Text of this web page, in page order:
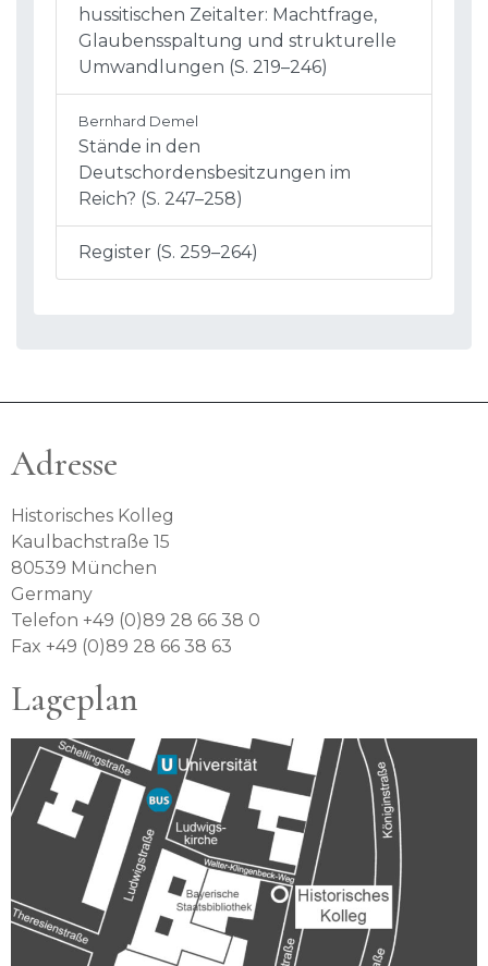
hussitischen Zeitalter: Machtfrage,
Glaubensspaltung und strukturelle
Umwandlungen (S. 219–246)
Bernhard Demel
Stände in den
Deutschordensbesitzungen im
Reich? (S. 247–258)
Register (S. 259–264)
Adresse
Historisches Kolleg
Kaulbachstraße 15
80539 München
Germany
Telefon +49 (0)89 28 66 38 0
Fax +49 (0)89 28 66 38 63
Lageplan